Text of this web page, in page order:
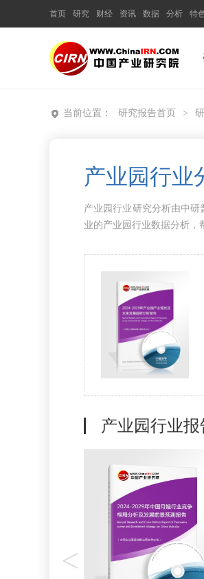
首页 研究 财经 资讯 数据 分析 特
当前位置： 研究报告首页 >
产业园行业
产业园行业研究分析由中
业的产业园行业数据分析，
产业园行业报
<